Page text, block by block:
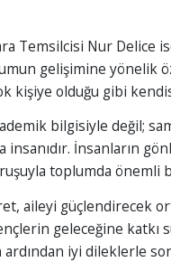
Temsilcisi Nur Delice
gelişimine yönelik
kişiye olduğu gibi
bilgisiyle değil;
İnsanların
toplumda önemli
aileyi güçlendirecek
geleceğine
iyi dileklerle